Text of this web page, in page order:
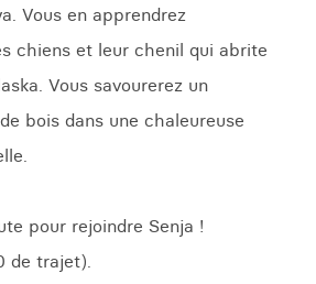
Vous en apprendrez
chiens et leur chenil qui abrite
Vous savourerez un
bois dans une chaleureuse
pour rejoindre Senja !
de trajet).